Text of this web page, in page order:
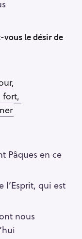
le désir de
fort,
Pâques en ce
l’Esprit, qui est
nous